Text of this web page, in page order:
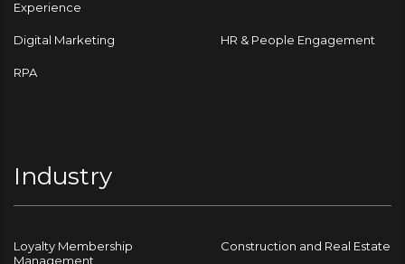
Experience
Digital Marketing HR & People Engagement
RPA
Industry
Loyalty Membership
Management
Construction and Real Estate